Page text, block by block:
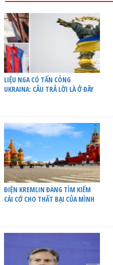
LIỆU NGA CÓ TẤN CÔNG
UKRAINA: CÂU TRẢ LỜI LÀ Ở ĐÂY
ĐIỆN KREMLIN ĐANG TÌM KIẾM
CÁI CỚ CHO THẤT BẠI CỦA MÌNH